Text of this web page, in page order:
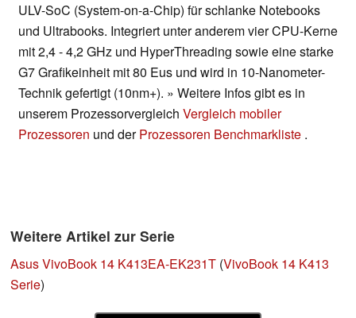
ULV-SoC (System-on-a-Chip) für schlanke Notebooks
und Ultrabooks. Integriert unter anderem vier CPU-Kerne
mit 2,4 - 4,2 GHz und HyperThreading sowie eine starke
G7 Grafikeinheit mit 80 Eus und wird in 10-Nanometer-
Technik gefertigt (10nm+). » Weitere Infos gibt es in
unserem Prozessorvergleich Vergleich mobiler
Prozessoren und derProzessoren Benchmarkliste .
Weitere Artikel zur Serie
Asus VivoBook 14 K413EA-EK231T (VivoBook 14 K413
Serie)